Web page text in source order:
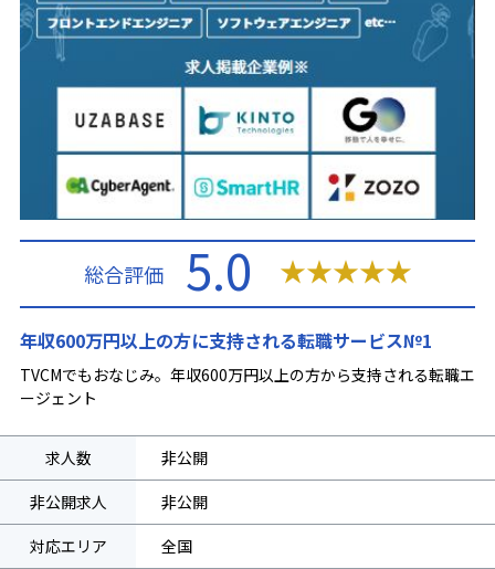
年収600万円以上の方に支持される転職サービス№1
TVCMでもおなじみ。年収600万円以上の方から支持される転職エ
ージェント
総合評価 5.0 ★★★★★
求人数
非公開
非公開求人
非公開
対応エリア
全国